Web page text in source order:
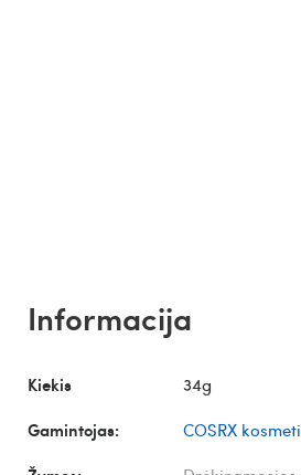
Informacija
Kiekis
34g
Gamintojas:
COSRX